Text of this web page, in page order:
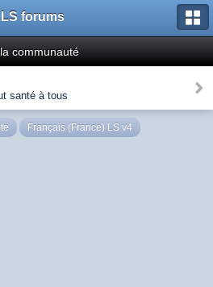
LS forums
communauté
santé à tous
Français (France) LS v4